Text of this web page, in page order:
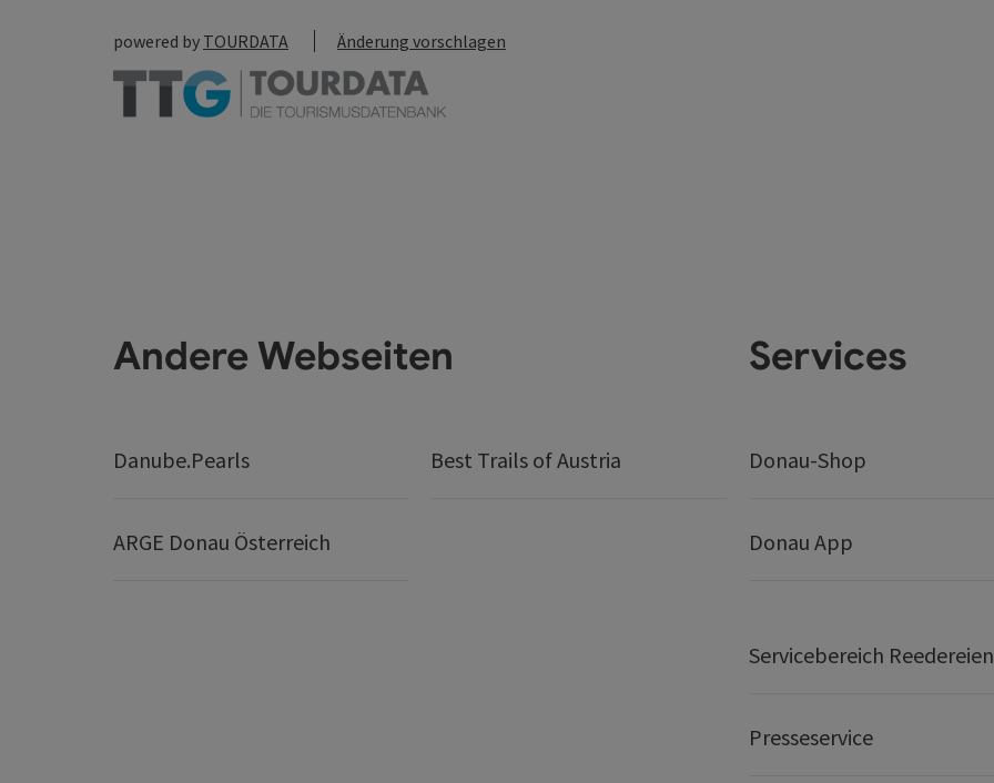
powered by TOURDATA Änderung vorschlagen
Andere Webseiten
Danube.Pearls Best Trails of Austria
ARGE Donau Österreich
Services
Donau-Shop
Donau App
Servicebereich Reedereien
Presseservice